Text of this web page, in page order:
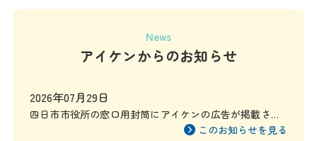
News
アイケンからのお知らせ
2026年07月29日
四日市市役所の窓口用封筒にアイケンの広告が掲載され
このお知らせを見る